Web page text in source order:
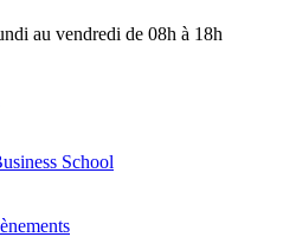
au vendredi de 08h à 18h
School